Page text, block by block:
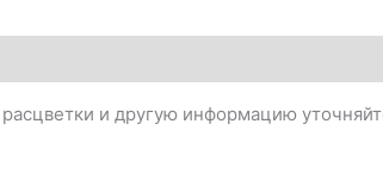
и другую информацию